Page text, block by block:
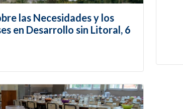
las Necesidades y los
en Desarrollo sin Litoral, 6